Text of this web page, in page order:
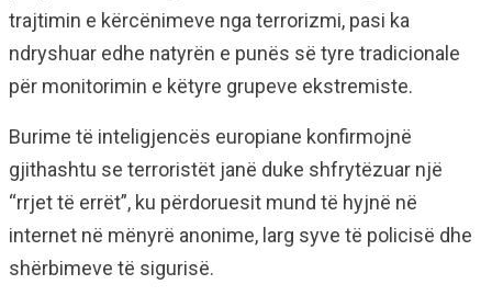
trajtimin e kërcënimeve nga terrorizmi, pasi ka
ndryshuar edhe natyrën e punës së tyre tradicionale
për monitorimin e këtyre grupeve ekstremiste.
Burime të inteligjencës europiane konfirmojnë
gjithashtu se terroristët janë duke shfrytëzuar një
“rrjet të errët”, ku përdoruesit mund të hyjnë në
internet në mënyrë anonime, larg syve të policisë dhe
shërbimeve të sigurisë.